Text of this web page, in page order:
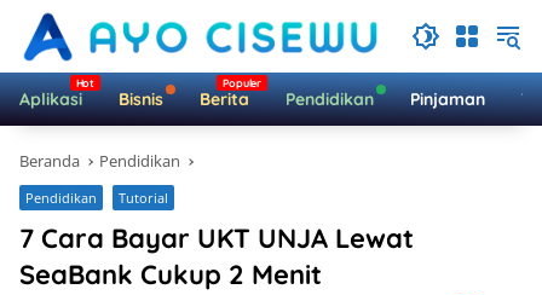
Langsung
konten
Aplikasi Bisnis Berita Pendidikan Pinjaman
Beranda Pendidikan
Pendidikan Tutorial
7 Cara Bayar UKT UNJA Lewat
SeaBank Cukup 2 Menit